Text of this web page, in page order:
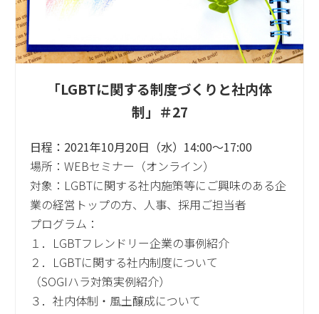
「LGBTに関する制度づくりと社内体
制」＃27
日程：2021年10月20日（水）14:00～17:00
場所：WEBセミナー（オンライン）
対象：LGBTに関する社内施策等にご興味のある企
業の経営トップの方、人事、採用ご担当者
プログラム：
１．LGBTフレンドリー企業の事例紹介
２．LGBTに関する社内制度について
（SOGIハラ対策実例紹介）
３．社内体制・風土醸成について